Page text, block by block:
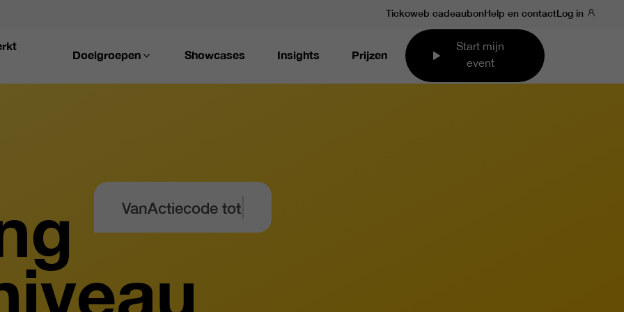
Tickoweb cadeaubonHelp en contactLog in
Doelgroepen Showcases Insights Prijzen
Start mijn
event
VanActiecode tot Zorgeloos betalen